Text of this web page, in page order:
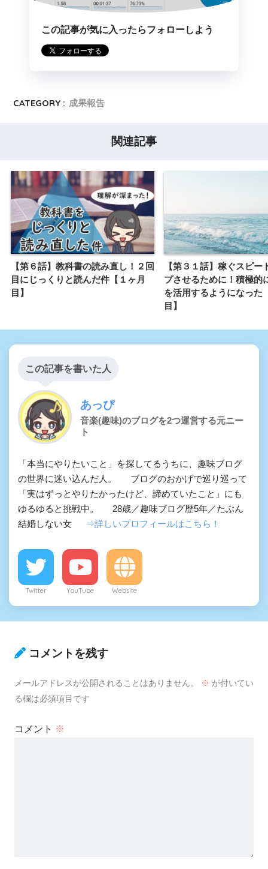
この記事が気に入ったらフォローしよう
CATEGORY : 成果報告
関連記事
【第６話】教科書の読み直し！２回
目にじっくりと読んだ件【１ヶ月
目】
【第３１話】稼ぐスピー
プさせるために！積極的
を活用するようになった
目】
この記事を書いた人
あっぴ
音楽(趣味)のブログを2つ運営する元ニー
ト
「本当にやりたいこと」を探してるうちに、趣味ブログ
の世界に迷い込んだ人。 ブログのおかげで巡り巡って
「実はずっとやりたかったけど、諦めていたこと」にも
ゆるゆると挑戦中。 28歳／趣味ブログ歴5年／たぶん
結婚しない女
⇒詳しいプロフィールはこちら！
Twitter YouTube Website
コメントを残す
メールアドレスが公開されることはありません。 ※ が付いてい
る欄は必須項目です
コメント ※